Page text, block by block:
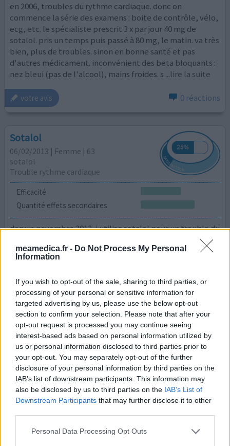
meamedica.fr - Do Not Process My Personal
Information
If you wish to opt-out of the sale, sharing to third parties, or
processing of your personal or sensitive information for
targeted advertising by us, please use the below opt-out
section to confirm your selection. Please note that after your
opt-out request is processed you may continue seeing
interest-based ads based on personal information utilized by
us or personal information disclosed to third parties prior to
your opt-out. You may separately opt-out of the further
disclosure of your personal information by third parties on the
IAB’s list of downstream participants. This information may
also be disclosed by us to third parties on the IAB’s List of
Downstream Participants that may further disclose it to other
Personal Data Processing Opt Outs
en 2006, troubles du rythme cardiaque. donc on
commence la série des examens : boite de contrôle, vélo,
ecg, etc. le spécialiste prescrit 3 x par jour 40 mg de
sotalol. pris un temps puis passé à 80 mg, le matin. va très
bien, plus de troubles. sinon en bonne santé et pas
d'autres médicament. inconvénient des beta bloquants :
nez bleui (pas de l'alcool), mains froides. s ...lire la suite
votre avis 0 réactions
Sotalol
06/02/2013 | Femme | 63
sotalol
Trouble rythme cardiaque
Efficacité
Quantité effets secondaires
depuis novembre 2012, j utilise sotalol pour un trouble du
rythme cardiaque. cela marche bien mais je me réveille
chaque matin entre 6 et 7 h avec des battements de
coeur. je prends vers 8h un cachet et dans les 2 h c'est
explication pour cela ? fin mars je vais pour un holter et le
2 avril je retourne voir le cardiolog...lire la suite
0 réactions
Sotalol
31/12/2012 | Homme | 77
sotalol
Trouble rythme cardiaque
Efficacité
Quantité effets secondaires